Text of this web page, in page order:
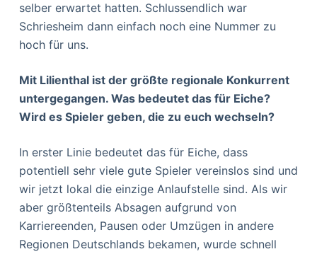
selber erwartet hatten. Schlussendlich war
Schriesheim dann einfach noch eine Nummer zu
hoch für uns.
Mit Lilienthal ist der größte regionale Konkurrent
untergegangen. Was bedeutet das für Eiche?
Wird es Spieler geben, die zu euch wechseln?
In erster Linie bedeutet das für Eiche, dass
potentiell sehr viele gute Spieler vereinslos sind und
wir jetzt lokal die einzige Anlaufstelle sind. Als wir
aber größtenteils Absagen aufgrund von
Karriereenden, Pausen oder Umzügen in andere
Regionen Deutschlands bekamen, wurde schnell